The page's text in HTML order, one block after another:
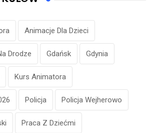
Animacje Dla Dzieci
Drodze Gdańsk Gdynia
Kurs Animatora
Policja Policja Wejherowo
Praca Z Dziećmi